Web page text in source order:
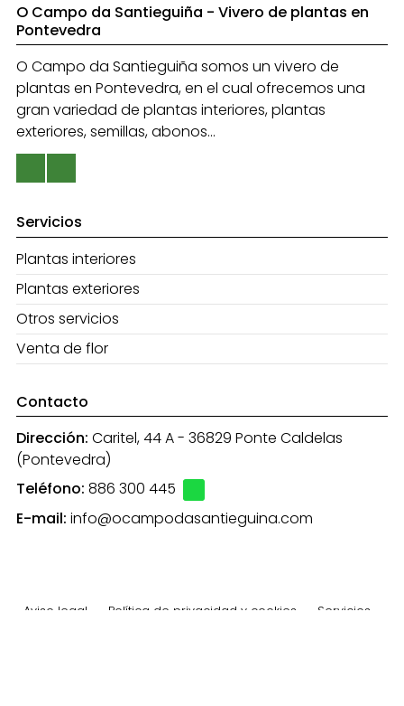
O Campo da Santieguiña - Vivero de plantas en
Pontevedra
O Campo da Santieguiña somos un vivero de
plantas en Pontevedra, en el cual ofrecemos una
gran variedad de plantas interiores, plantas
exteriores, semillas, abonos...
Servicios
Plantas interiores
Plantas exteriores
Otros servicios
Venta de flor
Contacto
Dirección: Caritel, 44 A - 36829 Ponte Caldelas
(Pontevedra)
Teléfono: 886 300 445
E-mail: info@ocampodasantieguina.com
Aviso legal Política de privacidad y cookies Servicios